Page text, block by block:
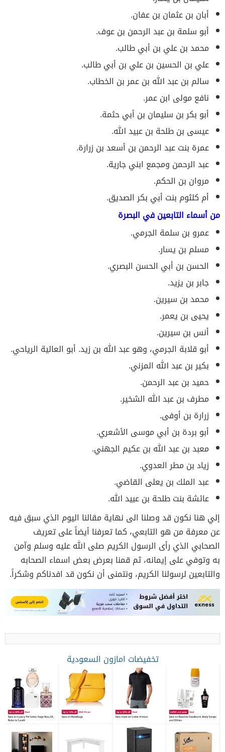
أبان بن عثمان بن عفان.
أبو سلمة بن عبد الرحمن بن عوف.
محمد بن علي بن أبي طالب.
علي بن الحسين بن علي بن أبي طالب.
سالم بن عبد الله بن عمر بن الخطاب.
نافع مولى ابن عمر.
أبو بكر بن سليمان بن أبي حثمة.
عيسى بن طلحة بن عبيد الله.
عمرة بنت عبد الرحمن بن أسعد بن زرارة.
عبد الرحمن ومجمع ابني جارية.
مروان بن الحكم.
أم كلثوم بنت أبي بكر الصديق.
من أسماء التابعين في البصرة
عمرو بن سلمة الجرمي.
مسلم بن يسار.
الحسن بن أبي الحسن البصري.
جابر بن يزيد.
محمد بن سيرين.
يحيى بن يعمر.
أنس بن سيرين.
أبو قلابة الجرمي، وهو عبد الله بن زيد. أبو العالية الرياحي.
بكير بن عبد الله المزني.
حميد بن عبد الرحمن.
مطرف بن عبد الله الشخير.
زرارة بن أوفى.
أبو بردة بن أبي موسى الأشعري.
معبد بن عبد الله بن عكيم الجهني.
زياد بن مطر العدوي.
عبد الملك بن يعلى القاضي.
عائشة بنت طلحة بن عبيد الله.
إلي هنا نكون قد وصلنا الى نهاية مقالنا اليوم الذي سبق فيه
عن معرفة من هو التابعي، كما تعرفنا أيضاً على تعريف
الصحابي الذي رأى الرسول الكريم صلى الله عليه وسلم وآمن
به وتوفي على إيمانه، ثم قمنا بعرض بعض اسماء الصحابه
والتابعين لرسولنا الكريم، ونتمنى أن نكون قد افدناكم وشكراً.
تخفيضات امازون السعودية